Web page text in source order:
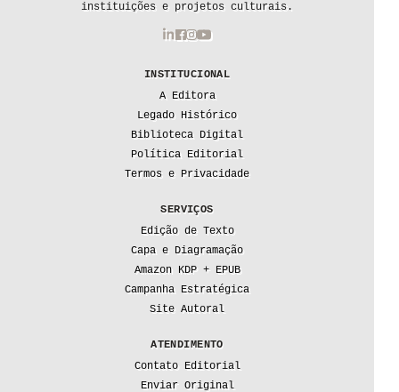
instituições e projetos culturais.
INSTITUCIONAL
A Editora
Legado Histórico
Biblioteca Digital
Política Editorial
Termos e Privacidade
SERVIÇOS
Edição de Texto
Capa e Diagramação
Amazon KDP + EPUB
Campanha Estratégica
Site Autoral
ATENDIMENTO
Contato Editorial
Enviar Original